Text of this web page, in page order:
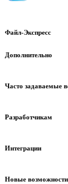
Файл-Экспресс
Дополнительно
Часто задаваемые
Разработчикам
Интеграции
Новые возможности